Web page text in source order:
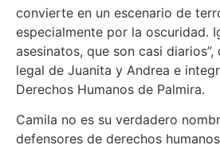
convierte en un escenario de
especialmente por la oscuridad.
asesinatos, que son casi
legal de Juanita y Andrea e
Derechos Humanos de Palmira.
Camila no es su verdadero
defensores de derechos